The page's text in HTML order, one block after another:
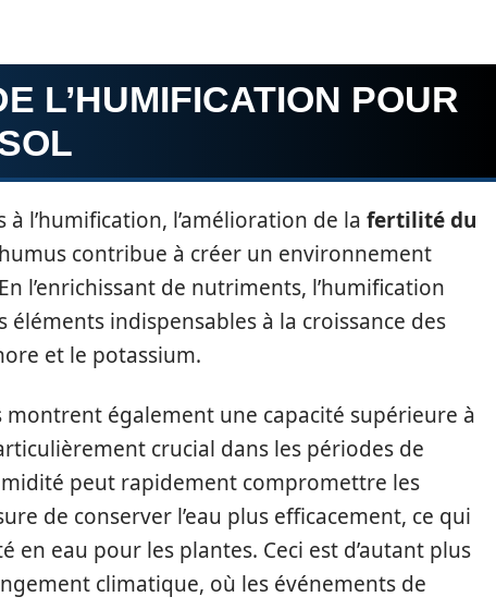
L’HUMIFICATION POUR
l’humification, l’amélioration de la fertilité du
contribue à créer un environnement
l’enrichissant de nutriments, l’humification
indispensables à la croissance des
et le potassium.
montrent également une capacité supérieure à
crucial dans les périodes de
peut rapidement compromettre les
de conserver l’eau plus efficacement, ce qui
eau pour les plantes. Ceci est d’autant plus
climatique, où les événements de